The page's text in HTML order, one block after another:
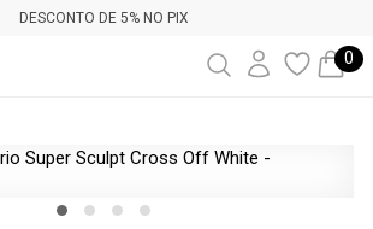
DESCONTO DE 5% NO PIX
0